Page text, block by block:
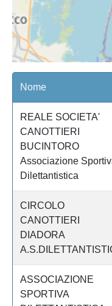
Nome
REALE SOCIETA'
CANOTTIERI
BUCINTORO
Associazione
Dilettantistica
CIRCOLO
CANOTTIERI
DIADORA
ASSOCIAZIONE
SPORTIVA